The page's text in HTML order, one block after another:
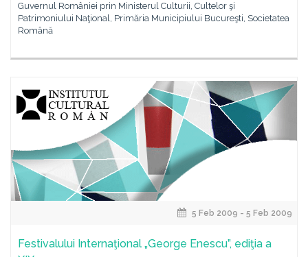
Guvernul României prin Ministerul Culturii, Cultelor şi
Patrimoniului Naţional, Primăria Municipiului Bucureşti, Societatea
Română
5 Feb 2009 - 5 Feb 2009
Festivalului Internaţional „George Enescu”, ediţia a